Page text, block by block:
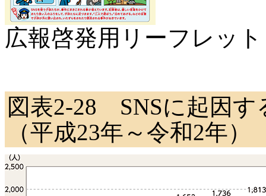
広報啓発用リーフレット
図表2-28 SNSに起因す
（平成23年～令和2年）